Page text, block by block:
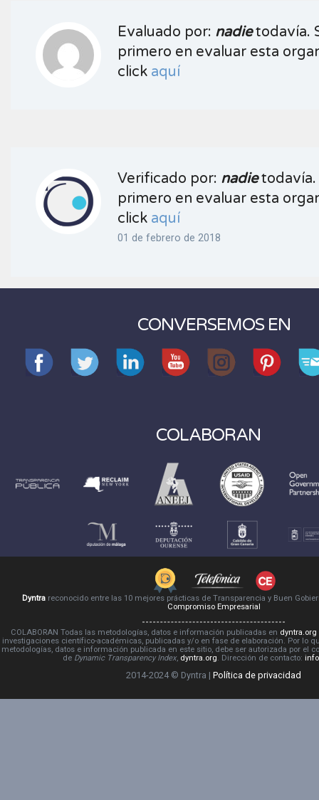
Evaluado por: nadietodavía.
primero en evaluar esta
click aquí
Verificado por: nadietodavía.
primero en evaluar esta
click aquí
01 de febrero de 2018
CONVERSEMOS EN
COLABORAN
Dyntrareconocido entre las 10 mejores prácticas de Transparencia y Buen
Compromiso Empresarial
COLABORAN Todas las metodologías, datos e información publicadas en dyntra.org
investigaciones científico-académicas, publicadas y/o en fase de elaboración. Por lo
metodologías, datos e información publicada en este sitio, debe ser autorizada por el
de Dynamic Transparency Index, dyntra.org. Dirección de contacto:
2014-2024 © Dyntra | Política de privacidad